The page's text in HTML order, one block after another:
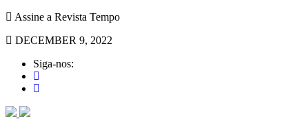
Assine a Revista Tempo
DECEMBER 9, 2022
Siga-nos: